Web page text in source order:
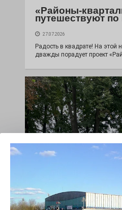
«Районы-
путешествуют по
27.07.2026
Радость в квадрате! На этой
дважды порадует проект
100 футов под
26.07.2026